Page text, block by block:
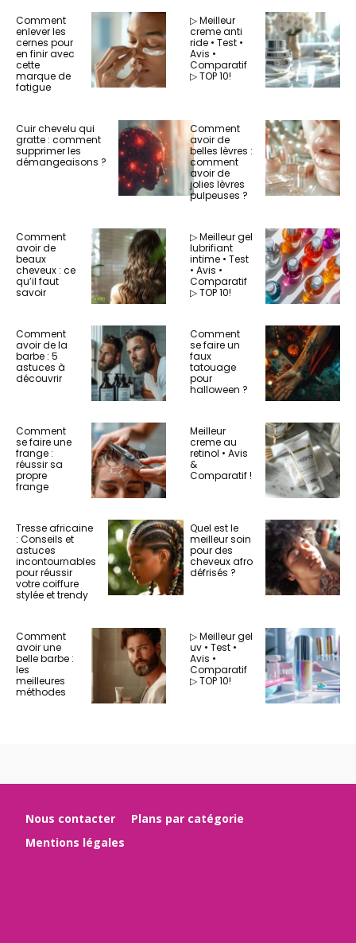
Comment
enlever les
cernes pour
en finir avec
cette
marque de
fatigue
▷ Meilleur
creme anti
ride • Test •
Avis •
Comparatif
▷ TOP 10!
Cuir chevelu qui
gratte : comment
supprimer les
démangeaisons ?
Comment
avoir de
belles lèvres :
comment
avoir de
jolies lèvres
pulpeuses ?
Comment
avoir de
beaux
cheveux : ce
qu’il faut
savoir
▷ Meilleur gel
lubrifiant
intime • Test
• Avis •
Comparatif
▷ TOP 10!
Comment
avoir de la
barbe : 5
astuces à
découvrir
Comment
se faire un
faux
tatouage
pour
halloween ?
Comment
se faire une
frange :
réussir sa
propre
frange
Meilleur
creme au
retinol • Avis
&
Comparatif !
Tresse africaine
: Conseils et
astuces
incontournables
pour réussir
votre coiffure
stylée et trendy
Quel est le
meilleur soin
pour des
cheveux afro
défrisés ?
Comment
avoir une
belle barbe :
les
meilleures
méthodes
▷ Meilleur gel
uv • Test •
Avis •
Comparatif
▷ TOP 10!
Nous contacter
Plans par catégorie
Mentions légales